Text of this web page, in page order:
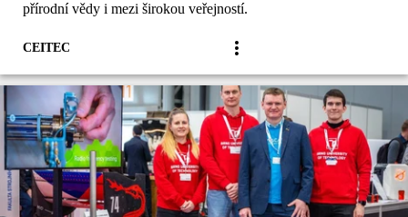
přírodní vědy i mezi širokou veřejností.
CEITEC